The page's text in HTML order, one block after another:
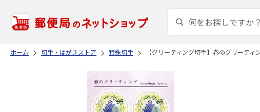
ホーム 切手・はがきストア 特殊切手 【グリーティング切手】春のグリーティ